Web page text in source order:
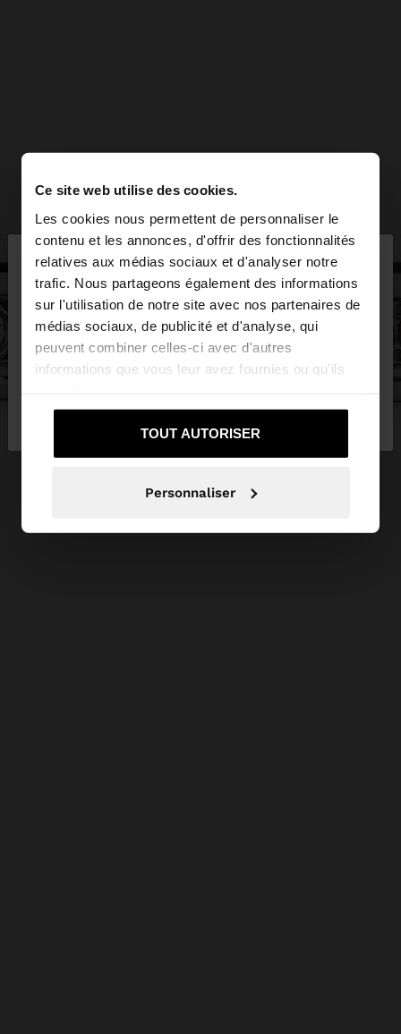
Ce site web utilise des cookies.
Les cookies nous permettent de personnaliser le
contenu et les annonces, d'offrir des fonctionnalités
relatives aux médias sociaux et d'analyser notre
trafic. Nous partageons également des informations
sur l'utilisation de notre site avec nos partenaires de
médias sociaux, de publicité et d'analyse, qui
peuvent combiner celles-ci avec d'autres
informations que vous leur avez fournies ou qu'ils
services.
TOUT AUTORISER
Personnaliser
bonjour ×
Vous accédez au site depuis Luxembourg. Voulez-
vous parcourir notre site au United States?